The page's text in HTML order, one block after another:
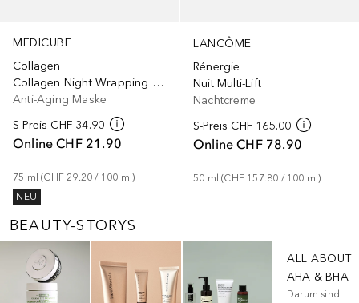
MEDICUBE
Collagen
Collagen Night Wrapping Mask
Anti-Aging Maske
S-Preis CHF 34.90
Online CHF 21.90
75 ml (CHF 29.20 / 100 ml)
NEU
LANCÔME
Rénergie
Nuit Multi-Lift
Nachtcreme
S-Preis CHF 165.00
Online CHF 78.90
50 ml (CHF 157.80 / 100 ml)
BEAUTY-STORYS
Überspringen
ALL ABOUT
AHA & BHA
Darum sind